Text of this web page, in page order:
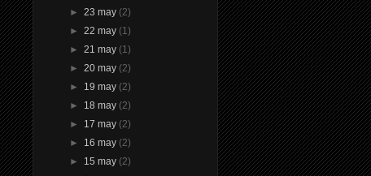
► 23 may (2)
► 22 may (1)
► 21 may (1)
► 20 may (2)
► 19 may (2)
► 18 may (2)
► 17 may (2)
► 16 may (2)
► 15 may (2)